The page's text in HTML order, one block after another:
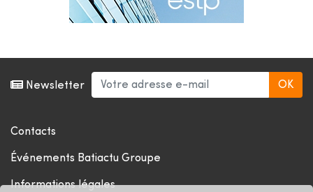
Newsletter
Contacts
Événements Batiactu Groupe
Informations légales